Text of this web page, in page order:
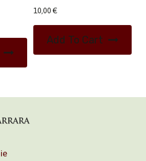
10,00 €
Add To Cart